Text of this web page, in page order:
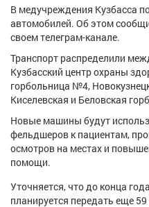
Работа
Обучение
Товары
В медучреждения Кузбасса
автомобилей. Об этом
своем телеграм-канале.
Транспорт распределили
Кузбасский центр охраны
горбольница №4,
Киселевская и Беловская
Новые машины будут
фельдшеров к пациентам,
осмотров на местах и
помощи.
Уточняется, что до конца
планируется передать еще